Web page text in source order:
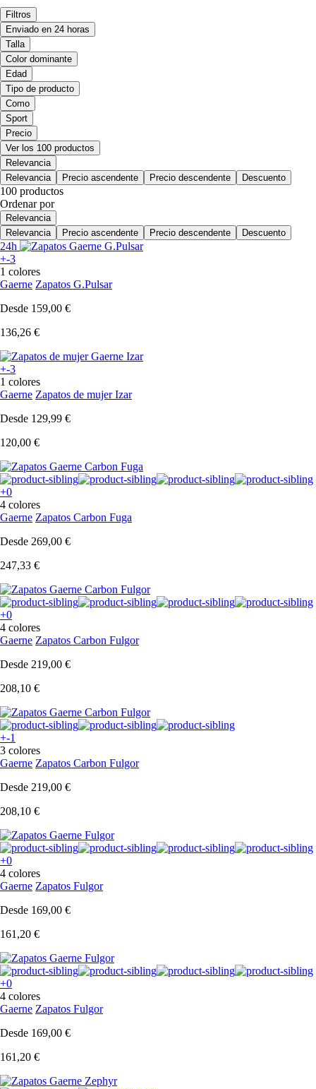
Filtros
Enviado en 24 horas
Talla
Color dominante
Edad
Tipo de producto
Como
Sport
Precio
Ver los 100 productos
Relevancia
Relevancia
Precio ascendente Precio descendente Descuento
100 productos
Ordenar por
Relevancia
Relevancia
Precio ascendente Precio descendente Descuento
24h
+-3
1 colores
Gaerne Zapatos G.Pulsar
Desde 159,00 €
136,26 €
+-3
1 colores
Gaerne Zapatos de mujer Izar
Desde 129,99 €
120,00 €
+0
4 colores
Gaerne Zapatos Carbon Fuga
Desde 269,00 €
247,33 €
+0
4 colores
Gaerne Zapatos Carbon Fulgor
Desde 219,00 €
208,10 €
+-1
3 colores
Gaerne Zapatos Carbon Fulgor
Desde 219,00 €
208,10 €
+0
4 colores
Gaerne Zapatos Fulgor
Desde 169,00 €
161,20 €
+0
4 colores
Gaerne Zapatos Fulgor
Desde 169,00 €
161,20 €